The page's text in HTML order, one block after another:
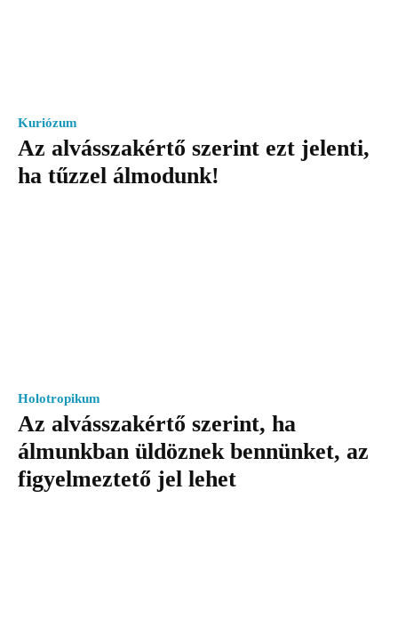
Kuriózum
Az alvásszakértő szerint ezt jelenti,
ha tűzzel álmodunk!
Holotropikum
Az alvásszakértő szerint, ha
álmunkban üldöznek bennünket, az
figyelmeztető jel lehet